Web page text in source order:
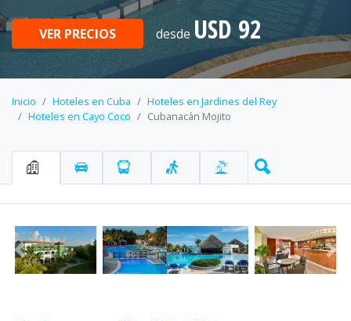
VER PRECIOS desde USD 92
Inicio Hoteles en Cuba
Hoteles en Jardines del Rey
Hoteles en Cayo Coco
Cubanacán Mojito
Anterior